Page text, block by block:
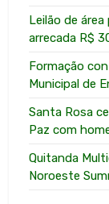
Leilão de
arrecada R$
Formação
Municipal de
Santa Rosa
Paz com
Quitanda
Noroeste